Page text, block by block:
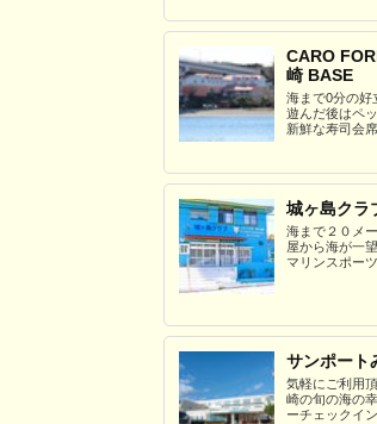
CARO
崎 BASE
海まで0分の好
遊んだ後はペ
新鮮な寿司会
城ヶ島クラ
海まで２０メ
屋から海が一
マリンスポー
サンポート
気軽にご利用
崎の旬の海の
ーチェックイ